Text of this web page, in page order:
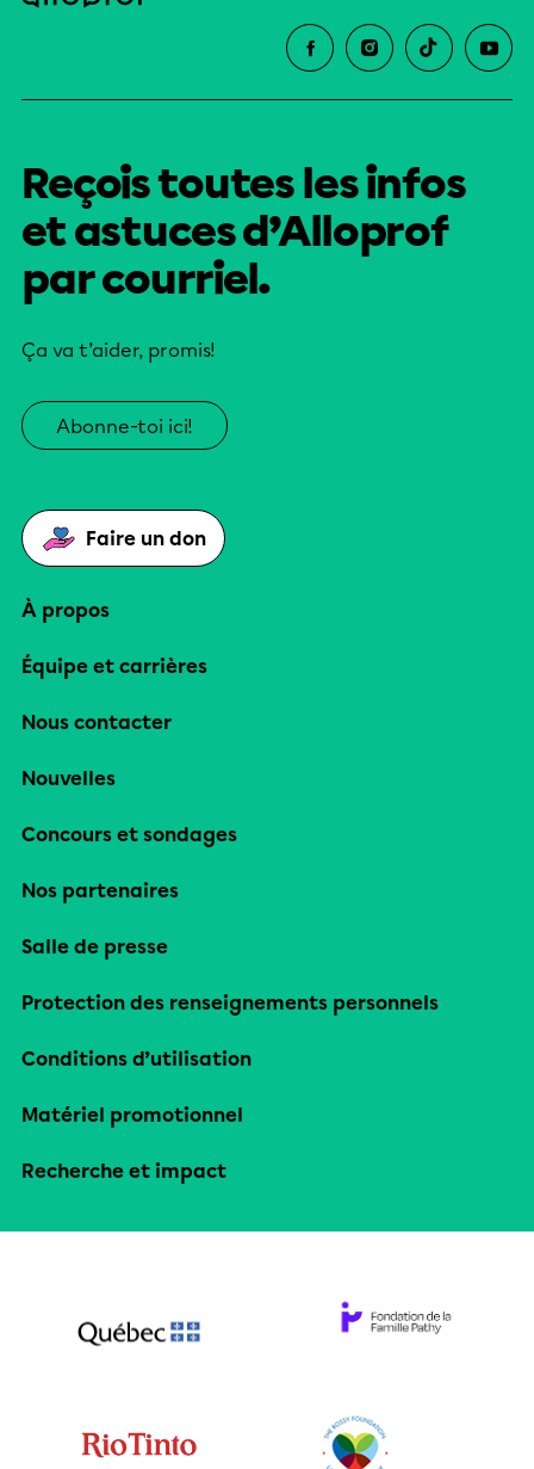
Reçois toutes les infos
et astuces d’Alloprof
par courriel.
Ça va t’aider, promis!
Abonne-toi ici!
Faire un don
À propos
Équipe et carrières
Nous contacter
Nouvelles
Concours et sondages
Nos partenaires
Salle de presse
Protection des renseignements personnels
Conditions d’utilisation
Matériel promotionnel
Recherche et impact